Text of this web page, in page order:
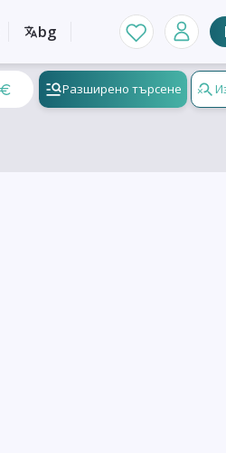
bg
Разширено търсене